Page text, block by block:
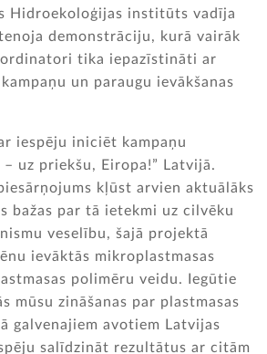
Hidroekoloģijas institūts vadīja
demonstrāciju, kurā vairāk
tika iepazīstināti ar
un paraugu ievākšanas
iespēju iniciēt kampaņu
uz priekšu, Eiropa!” Latvijā.
kļūst arvien aktuālāks
bažas par tā ietekmi uz cilvēku
veselību, šajā projektā
ievāktās mikroplastmasas
polimēru veidu. Iegūtie
mūsu zināšanas par plastmasas
galvenajiem avotiem Latvijas
salīdzināt rezultātus ar citām